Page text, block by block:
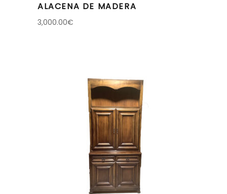
ALACENA DE MADERA
3,000.00€